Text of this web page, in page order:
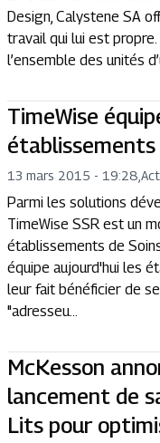
Design, Calystene SA
travail qui lui est
l’ensemble des unités
TimeWise
établissements
13 mars 2015 - 19:28
Parmi les solutions
TimeWise SSR est un
établissements de
équipe aujourd'hui les
leur fait bénéficier de
"adresseu...
McKesson
lancement de
Lits pour